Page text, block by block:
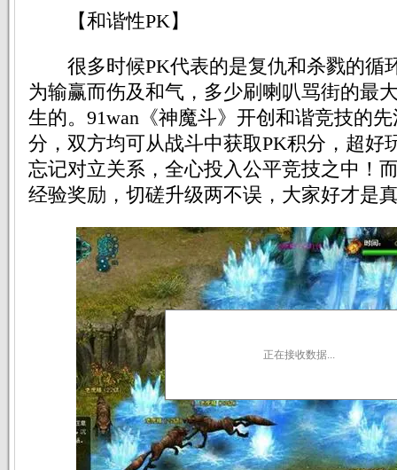
【和谐性PK】
很多时候PK代表的是复仇和杀戮的循
为输赢而伤及和气，多少刷喇叭骂街的最
生的。91wan《神魔斗》开创和谐竞技的
分，双方均可从战斗中获取PK积分，超好
忘记对立关系，全心投入公平竞技之中！
经验奖励，切磋升级两不误，大家好才是
正在接收数据...